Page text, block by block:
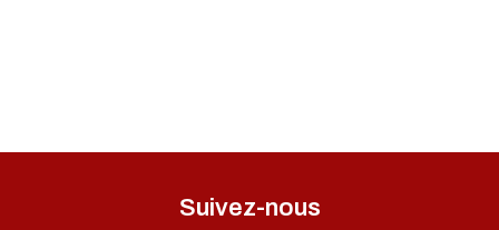
Suivez-nous